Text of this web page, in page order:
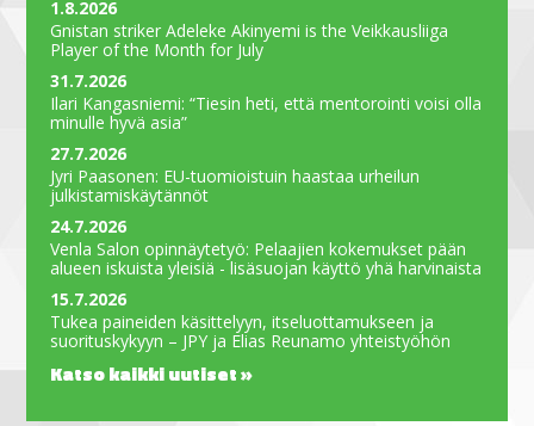
1.8.2026
Gnistan striker Adeleke Akinyemi is the Veikkausliiga
Player of the Month for July
31.7.2026
Ilari Kangasniemi: “Tiesin heti, että mentorointi voisi olla
minulle hyvä asia”
27.7.2026
Jyri Paasonen: EU-tuomioistuin haastaa urheilun
julkistamiskäytännöt
24.7.2026
Venla Salon opinnäytetyö: Pelaajien kokemukset pään
alueen iskuista yleisiä - lisäsuojan käyttö yhä harvinaista
15.7.2026
Tukea paineiden käsittelyyn, itseluottamukseen ja
suorituskykyyn – JPY ja Elias Reunamo yhteistyöhön
Katso kaikki uutiset »